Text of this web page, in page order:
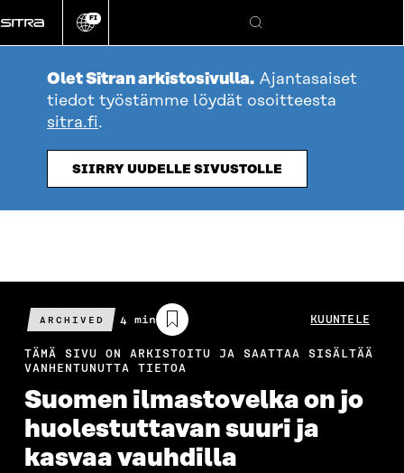
suoraan
sisältöön
Vaihda
kieli
FI
Hae
Olet Sitran arkistosivulla. Ajantasaiset
tiedot työstämme löydät osoitteesta
sitra.fi.
SIIRRY UUDELLE SIVUSTOLLE
ARCHIVED
Arvioitu
lukuaika
4 min KUUNTELE
TÄMÄ SIVU ON ARKISTOITU JA SAATTAA SISÄLTÄÄ
VANHENTUNUTTA TIETOA
Suomen ilmastovelka on jo
huolestuttavan suuri ja
kasvaa vauhdilla